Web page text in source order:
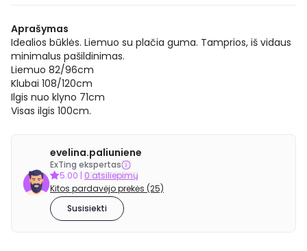
Aprašymas
Idealios būklės. Liemuo su plačia guma. Tamprios, iš vidaus
minimalus pašildinimas.
Liemuo 82/96cm
Klubai 108/120cm
Ilgis nuo klyno 71cm
Visas ilgis 100cm.
evelina.paliuniene
ExTing ekspertas
5.00 | 0 atsiliepimų
Kitos pardavėjo prekės (25)
Susisiekti